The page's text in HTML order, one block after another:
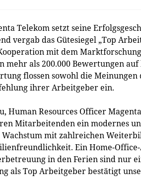
Telekom setzt seine
vergab das Gütesiegel „Top
mit dem
mehr als 200.000 Bewertungen
flossen sowohl die
ihrer Arbeitgeber ein.
Human Resources Officer
Mitarbeitenden ein modernes
mit zahlreichen
Ein Home-
in den Ferien sind nur
als Top Arbeitgeber bestätigt